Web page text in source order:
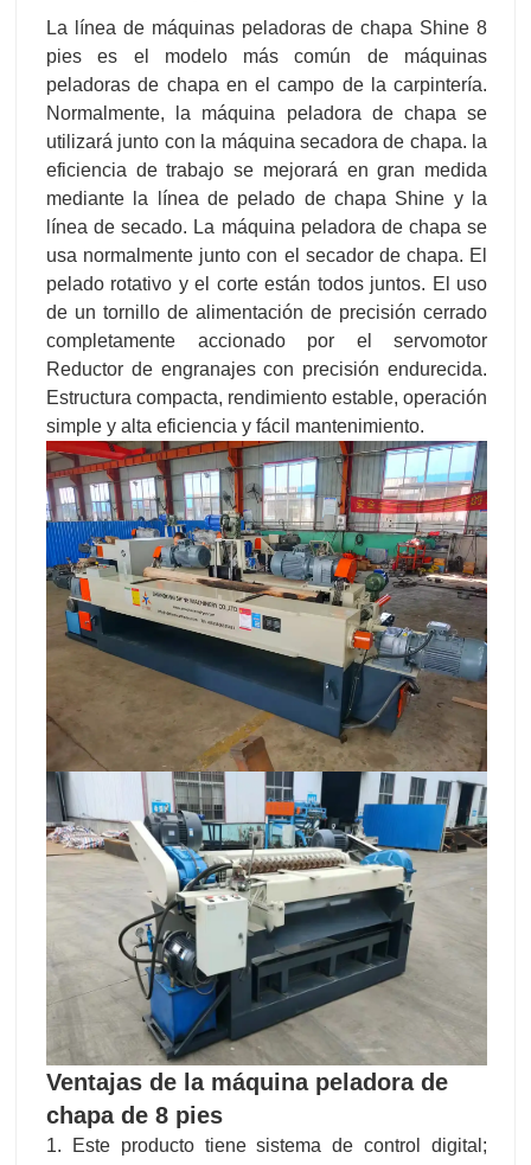
La línea de máquinas peladoras de chapa Shine 8
pies es el modelo más común de máquinas
peladoras de chapa en el campo de la carpintería.
Normalmente, la máquina peladora de chapa se
utilizará junto con la máquina secadora de chapa. la
eficiencia de trabajo se mejorará en gran medida
mediante la línea de pelado de chapa Shine y la
línea de secado. La máquina peladora de chapa se
usa normalmente junto con el secador de chapa. El
pelado rotativo y el corte están todos juntos. El uso
de un tornillo de alimentación de precisión cerrado
completamente accionado por el servomotor
Reductor de engranajes con precisión endurecida.
Estructura compacta, rendimiento estable, operación
simple y alta eficiencia y fácil mantenimiento.
Ventajas de la máquina peladora de
chapa de 8 pies
1. Este producto tiene sistema de control digital;